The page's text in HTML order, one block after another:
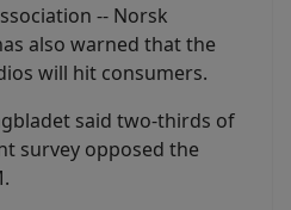
-- Norsk
also warned that the
will hit consumers.
said two-thirds of
survey opposed the